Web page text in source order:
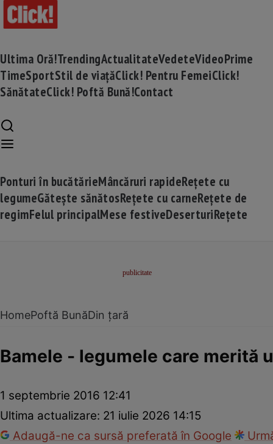
Ultima Oră!TrendingActualitateVedeteVideoPrime
TimeSportStil de viațăClick! Pentru FemeiClick!
SănătateClick! Poftă Bună!Contact
Ponturi în bucătărieMâncăruri rapideRețete cu
legumeGătește sănătosRețete cu carneRețete de
regimFelul principalMese festiveDeserturiRețete
HomePoftă BunăDin țară
Bamele - legumele care merită
1 septembrie 2016 12:41
Ultima actualizare: 21 iulie 2026 14:15
Adaugă-ne ca sursă preferată în Google